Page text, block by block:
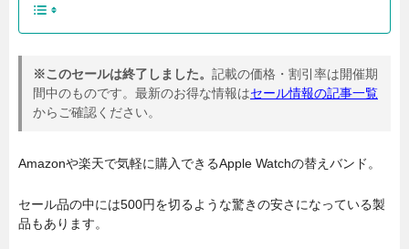
※このセールは終了しました。 記載の価格・割引率は開催期
間中のものです。最新のお得な情報はセール情報の記事一覧
からご確認ください。
Amazonや楽天で気軽に購入できるApple Watchの替えバンド。
セール品の中には500円を切るような驚きの安さになっている製
品もあります。